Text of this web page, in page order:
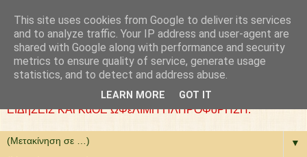
: COLLaZ NeWS aND
MoRE
ΘέΛΟΥΜΕ ΝΑ ΕίΜΑΣΤΕ ΧΡήΣΙΜΟΙ. ΕΠΙΛέΓΟΥΜΕ
ΕΙΔήΣΕΙΣ ΚΑι ΚάΘΕ ΩΦέΛΙΜΗ ΠΛΗΡΟΦόΡΗΣΗ.
▼
This site uses cookies from Google to deliver its services
and to analyze traffic. Your IP address and user-agent are
shared with Google along with performance and security
metrics to ensure quality of service, generate usage
statistics, and to detect and address abuse.
LEARN MORE GOT IT